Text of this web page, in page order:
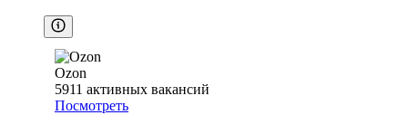
Ozon
5911 активных вакансий
Посмотреть